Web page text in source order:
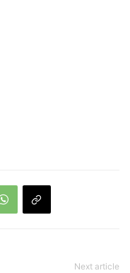
Next article